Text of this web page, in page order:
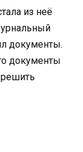
из неё
документы.
документы